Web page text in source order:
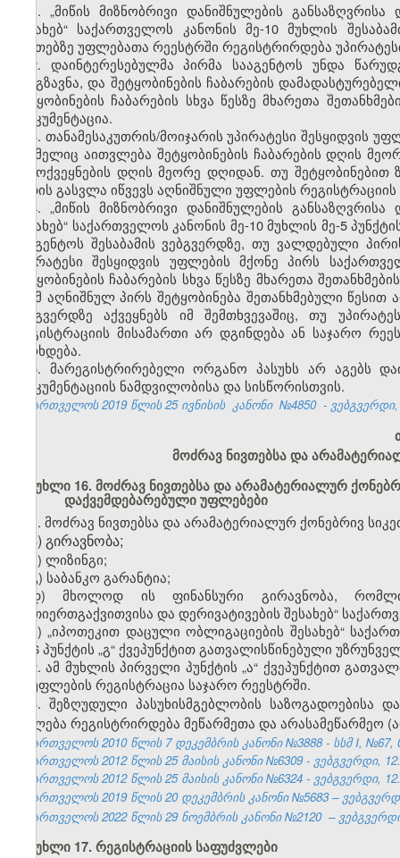
1. „მიწის მიზნობრივი დანიშნულების
შესახებ“ საქართველოს კანონის მე-10 მუხლის
ნივთებზე უფლებათა რეესტრში რეგისტრირდება
2. დაინტერესებულმა პირმა სააგენტოს უნდა
გაიგზავნა, და შეტყობინების ჩაბარების
შეტყობინების ჩაბარების სხვა წესზე მხარეთა
დოკუმენტაცია.
3. თანამესაკუთრის/მოიჯარის უპირატესი შესყიდვის
რომელიც აითვლება შეტყობინების ჩაბარების დღის
გამოქვეყნების დღის მეორე დღიდან. თუ
ვადის გასვლა იწვევს აღნიშნული უფლების
4. „მიწის მიზნობრივი დანიშნულების
შესახებ“ საქართველოს კანონის მე-10 მუხლის მე-5
სააგენტოს შესაბამის ვებგვერდზე, თუ ვალდებული
უპირატესი შესყიდვის უფლების მქონე პირს
შეტყობინების ჩაბარების სხვა წესზე მხარეთა
რომ აღნიშნულ პირს შეტყობინება შეთანხმებული
ვებგვერდზე აქვეყნებს იმ შემთხვევაშიც, თუ
რეგისტრაციის მისამართი არ დგინდება ან საჯარო
ხერხდება.
5. მარეგისტრირებელი ორგანო პასუხს არ აგებს
დოკუმენტაციის ნამდვილობისა და სისწორისთვის.
საქართველოს 2019 წლის 25 ივნისის კანონი №4850 - ვებგვერდი,
მოძრავ ნივთებსა და
მუხლი 16. მოძრავ ნივთებსა და არამატერიალურ
დაქვემდებარებული უფლებები
1. მოძრავ ნივთებსა და არამატერიალურ ქონებრივ
ა) გირავნობა;
ბ) ლიზინგი;
გ) საბანკო გარანტია;
დ) მხოლოდ ის ფინანსური გირავნობა,
ურთიერთგაქვითვისა და დერივატივების შესახებ“
ე) „იპოთეკით დაცული ობლიგაციების შესახებ“
მე-6 პუნქტის „გ“ ქვეპუნქტით გათვალისწინებული
2. ამ მუხლის პირველი პუნქტის „ა“ ქვეპუნქტით
ამ უფლების რეგისტრაცია საჯარო რეესტრში.
3. შეზღუდული პასუხისმგებლობის საზოგადოებისა
უფლება რეგისტრირდება მეწარმეთა და
საქართველოს 2010 წლის 7 დეკემბრის კანონი №3888 - სსმ I, №67,
საქართველოს 2012 წლის 25 მაისის კანონი №6309 - ვებგვერდი,
საქართველოს 2012 წლის 25 მაისის კანონი №6324 - ვებგვერდი,
საქართველოს 2019 წლის 20 დეკემბრის კანონი №5683 –
საქართველოს 2022 წლის 29 ნოემბრის კანონი №2120 –
მუხლი 17. რეგისტრაციის საფუძვლები